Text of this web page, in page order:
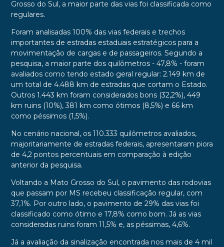
Grosso do Sul, a maior parte das vias foi classificada como
regulares.
Foram analisadas 100% das vias federais e trechos
importantes de estradas estaduais estratégicos para a
movimentação de cargas e de passageiros. Segundo a
pesquisa, a maior parte dos quilômetros - 47,8% - foram
avaliados como tendo estado geral regular: 2.149 km de
um total de 4.488 km de estradas que cortam o Estado.
Outros 1.443 km foram considerados bons (32,2%), 449
km ruins (10%), 381 km como ótimos (8,5%) e 66 km
como péssimos (1,5%).
No cenário nacional, os 110.333 quilômetros avaliados,
majoritariamente de estradas federais, apresentaram piora
de 4,2 pontos percentuais em comparação à edição
anterior da pesquisa.
Voltando a Mato Grosso do Sul, o pavimento das rodovias
que passam por MS recebeu classificação regular, com
37,1%. Por outro lado, o pavimento de 29% das vias foi
classificado como ótimo e 17,8% como bom. Já as vias
consideradas ruins foram 11,5% e, as péssimas, 4,6%.
Já a avaliação da sinalização encontrada nos mais de 4 mil